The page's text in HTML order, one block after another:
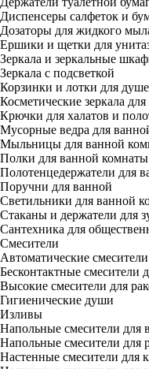
Диспенсеры салфеток и
Дозаторы для жидкого
Ершики и щетки для
Зеркала и зеркальные
Зеркала с подсветкой
Корзинки и лотки для
Косметические зеркала
Крючки для халатов и
Мусорные ведра для
Мыльницы для ванной
Полки для ванной комнаты
Полотенцедержатели для
Поручни для ванной
Светильники для ванной
Стаканы и держатели для
Сантехника для
Смесители
Автоматические смесители
Бесконтактные смесители
Высокие смесители для
Гигиенические души
Изливы
Напольные смесители для
Напольные смесители для
Настенные смесители для